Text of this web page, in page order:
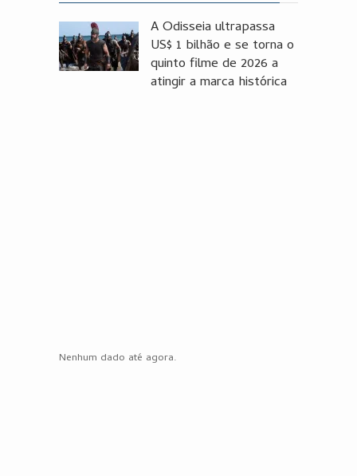
A Odisseia ultrapassa
US$ 1 bilhão e se torna o
quinto filme de 2026 a
atingir a marca histórica
Nenhum dado até agora.